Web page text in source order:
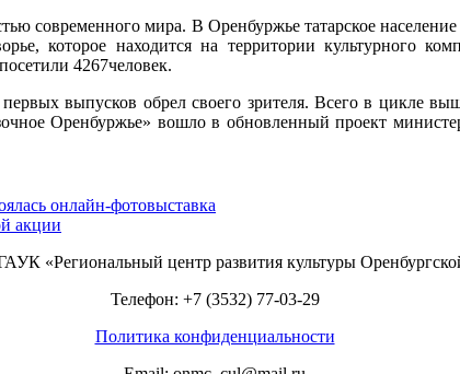
современного мира. В Оренбуржье татарское
которое находится на территории культурного
4267человек.
выпусков обрел своего зрителя. Всего в цикле
Оренбуржье» вошло в обновленный проект
онлайн-фотовыставка
акции
«Региональный центр развития культуры
Телефон: +7 (3532) 77-03-29
Политика конфиденциальности